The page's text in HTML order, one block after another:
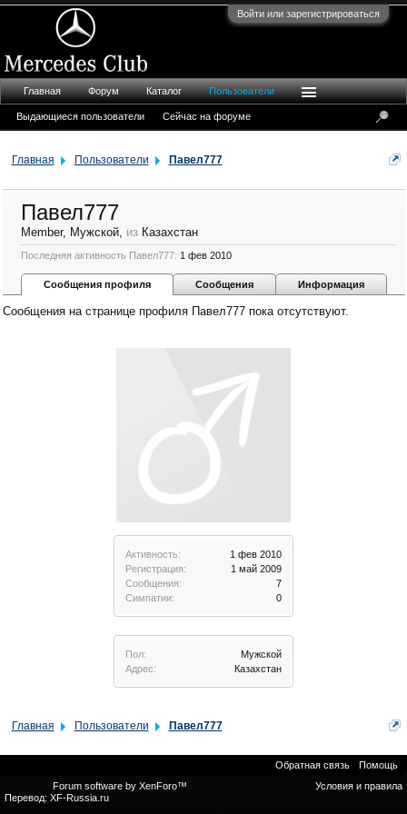
Войти или зарегистрироваться
Главная Пользователи Павел777
Активность:
1 фев 2010
Регистрация:
1 май 2009
Сообщения:
7
Симпатии:
0
Пол:
Мужской
Адрес:
Казахстан
Павел777
Member, Мужской, из Казахстан
Последняя активность Павел777: 1 фев 2010
Сообщения профиля Сообщения Информация
Сообщения на странице профиля Павел777 пока отсутствуют.
Главная Пользователи Павел777
Главная Форум Каталог Пользователи
Выдающиеся пользователи Сейчас на форуме
Обратная связь
Помощь
Условия и правила
Forum software by XenForo™
Перевод: XF-Russia.ru